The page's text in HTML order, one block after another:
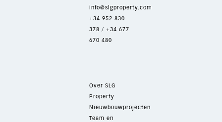
info@slgproperty.com
+34 952 830
378 / +34 677
670 480
Over SLG
Property
Nieuwbouwprojecten
Team en